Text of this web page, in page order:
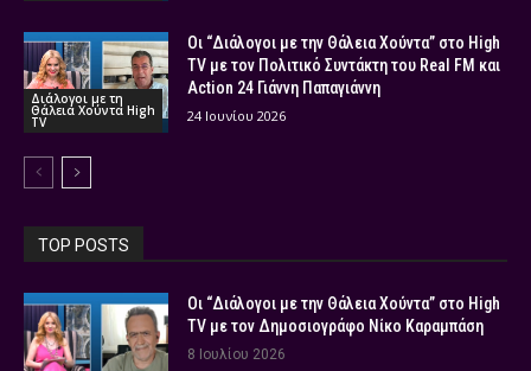
Διάλογοι με τη
Θάλεια Χούντα High
TV
Οι “Διάλογοι με την Θάλεια Χούντα” στο High
TV με τον Πολιτικό Συντάκτη του Real FM και
Action 24 Γιάννη Παπαγιάννη
24 Ιουνίου 2026
TOP POSTS
Οι “Διάλογοι με την Θάλεια Χούντα” στο High
TV με τον Δημοσιογράφο Νίκο Καραμπάση
8 Ιουλίου 2026